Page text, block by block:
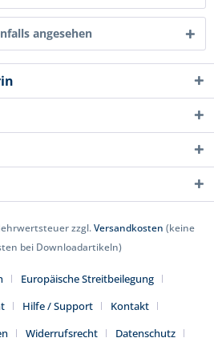
angesehen
zzgl.Versandkosten (keine
bei Downloadartikeln)
Europäische Streitbeilegung
Hilfe / Support
Kontakt
Widerrufsrecht
Datenschutz